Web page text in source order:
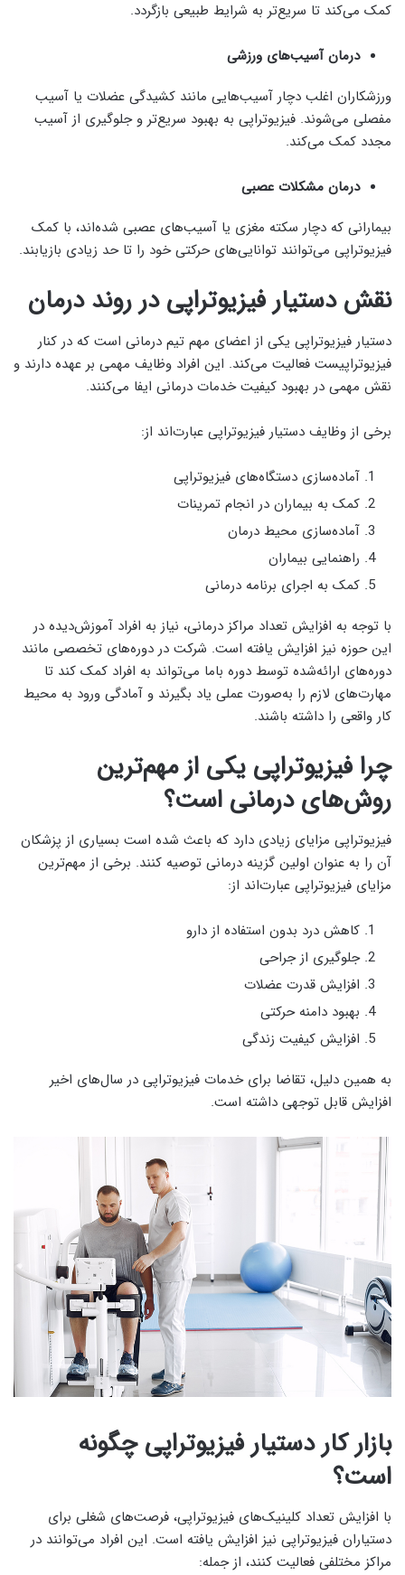
کمک می‌کند تا سریع‌تر به شرایط طبیعی بازگردد.
درمان آسیب‌های ورزشی
ورزشکاران اغلب دچار آسیب‌هایی مانند کشیدگی عضلات یا آسیب
مفصلی می‌شوند. فیزیوتراپی به بهبود سریع‌تر و جلوگیری از آسیب
مجدد کمک می‌کند.
درمان مشکلات عصبی
بیمارانی که دچار سکته مغزی یا آسیب‌های عصبی شده‌اند، با کمک
فیزیوتراپی می‌توانند توانایی‌های حرکتی خود را تا حد زیادی بازیابند.
نقش دستیار فیزیوتراپی در روند درمان
دستیار فیزیوتراپی یکی از اعضای مهم تیم درمانی است که در کنار
فیزیوتراپیست فعالیت می‌کند. این افراد وظایف مهمی بر عهده دارند و
نقش مهمی در بهبود کیفیت خدمات درمانی ایفا می‌کنند.
برخی از وظایف دستیار فیزیوتراپی عبارت‌اند از:
آماده‌سازی دستگاه‌های فیزیوتراپی
کمک به بیماران در انجام تمرینات
آماده‌سازی محیط درمان
راهنمایی بیماران
کمک به اجرای برنامه درمانی
با توجه به افزایش تعداد مراکز درمانی، نیاز به افراد آموزش‌دیده در
این حوزه نیز افزایش یافته است. شرکت در دوره‌های تخصصی مانند
دوره‌های ارائه‌شده توسط دوره باما می‌تواند به افراد کمک کند تا
مهارت‌های لازم را به‌صورت عملی یاد بگیرند و آمادگی ورود به محیط
کار واقعی را داشته باشند.
چرا فیزیوتراپی یکی از مهم‌ترین
روش‌های درمانی است؟
فیزیوتراپی مزایای زیادی دارد که باعث شده است بسیاری از پزشکان
آن را به عنوان اولین گزینه درمانی توصیه کنند. برخی از مهم‌ترین
مزایای فیزیوتراپی عبارت‌اند از:
کاهش درد بدون استفاده از دارو
جلوگیری از جراحی
افزایش قدرت عضلات
بهبود دامنه حرکتی
افزایش کیفیت زندگی
به همین دلیل، تقاضا برای خدمات فیزیوتراپی در سال‌های اخیر
افزایش قابل توجهی داشته است.
بازار کار دستیار فیزیوتراپی چگونه
است؟
با افزایش تعداد کلینیک‌های فیزیوتراپی، فرصت‌های شغلی برای
دستیاران فیزیوتراپی نیز افزایش یافته است. این افراد می‌توانند در
مراکز مختلفی فعالیت کنند، از جمله: